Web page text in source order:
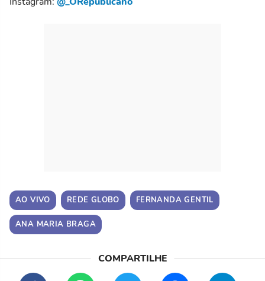
AO VIVO REDE GLOBO FERNANDA GENTIL
ANA MARIA BRAGA